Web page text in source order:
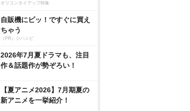
オリコンタイアップ特集
自販機にピッ！ですぐに買え
ちゃう
（PR）ジハンピ
2026年7月夏ドラマも、注目
作＆話題作が勢ぞろい！
【夏アニメ2026】7月期夏の
新アニメを一挙紹介！